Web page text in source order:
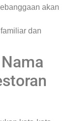
akan
dan